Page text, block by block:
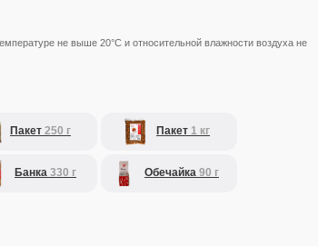
Пакет 1 кг
Обечайка 90 г
Банка 330 г
не выше 20°С и относительной влажности воздуха не
Пакет 250 г